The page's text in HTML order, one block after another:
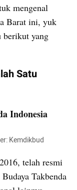
mengenal
Barat ini, yuk
berikut yang
Satu
Indonesia
Kemdikbud
telah resmi
Takbenda